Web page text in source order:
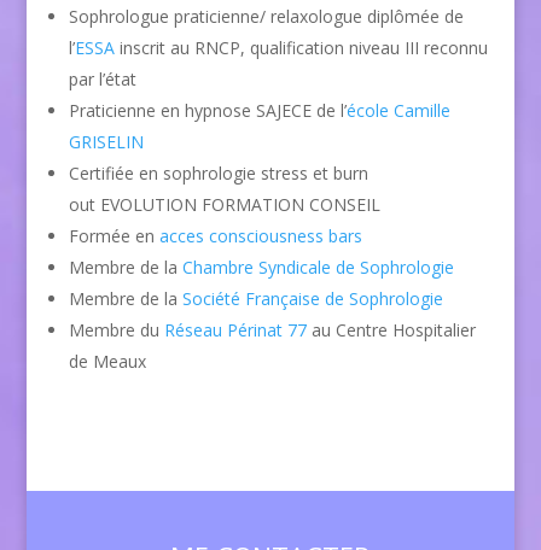
Sophrologue praticienne/ relaxologue diplômée de
l’ESSAinscrit au RNCP, qualification niveau III reconnu
par l’état
Praticienne en hypnose SAJECE de l’école Camille
GRISELIN
Certifiée en sophrologie stress et burn
out EVOLUTION FORMATION CONSEIL
Formée en acces consciousness bars
Membre de la Chambre Syndicale de Sophrologie
Membre de la Société Française de Sophrologie
Membre du Réseau Périnat 77au Centre Hospitalier
de Meaux